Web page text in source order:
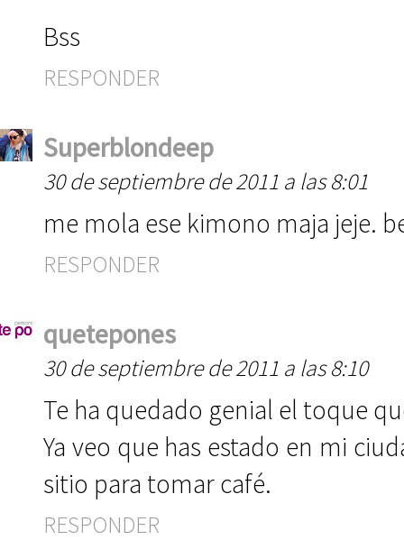
Bss
RESPONDER
Superblondeep
30 de septiembre de 2011 a las 8:01
me mola ese kimono maja jeje.
RESPONDER
quetepones
30 de septiembre de 2011 a las 8:10
Te ha quedado genial el toque
Ya veo que has estado en mi
sitio para tomar café.
RESPONDER